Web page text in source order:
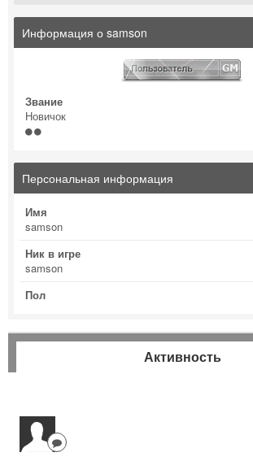
Информация о samson
Звание
Новичок
Персональная информация
Имя
samson
Ник в игре
samson
Пол
Активность